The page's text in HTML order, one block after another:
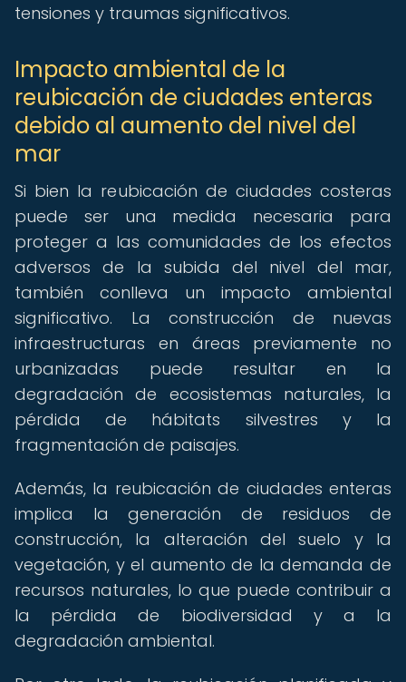
tensiones y traumas significativos.
Impacto ambiental de la
reubicación de ciudades enteras
debido al aumento del nivel del
mar
Si bien la reubicación de ciudades costeras
puede ser una medida necesaria para
proteger a las comunidades de los efectos
adversos de la subida del nivel del mar,
también conlleva un impacto ambiental
significativo. La construcción de nuevas
infraestructuras en áreas previamente no
urbanizadas puede resultar en la
degradación de ecosistemas naturales, la
pérdida de hábitats silvestres y la
fragmentación de paisajes.
Además, la reubicación de ciudades enteras
implica la generación de residuos de
construcción, la alteración del suelo y la
vegetación, y el aumento de la demanda de
recursos naturales, lo que puede contribuir a
la pérdida de biodiversidad y a la
degradación ambiental.